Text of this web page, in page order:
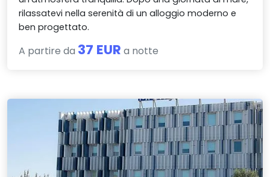
rilassatevi nella serenità di un alloggio moderno e
ben progettato.
A partire da 37 EUR a notte